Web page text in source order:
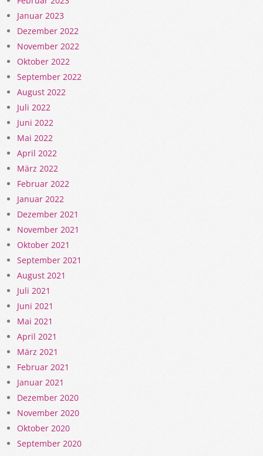
Januar 2023
Dezember 2022
November 2022
Oktober 2022
September 2022
August 2022
Juli 2022
Juni 2022
Mai 2022
April 2022
März 2022
Februar 2022
Januar 2022
Dezember 2021
November 2021
Oktober 2021
September 2021
August 2021
Juli 2021
Juni 2021
Mai 2021
April 2021
März 2021
Februar 2021
Januar 2021
Dezember 2020
November 2020
Oktober 2020
September 2020